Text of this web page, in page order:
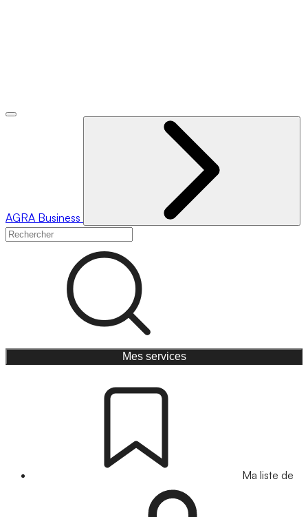
AGRA Business
Mes services
Ma liste de